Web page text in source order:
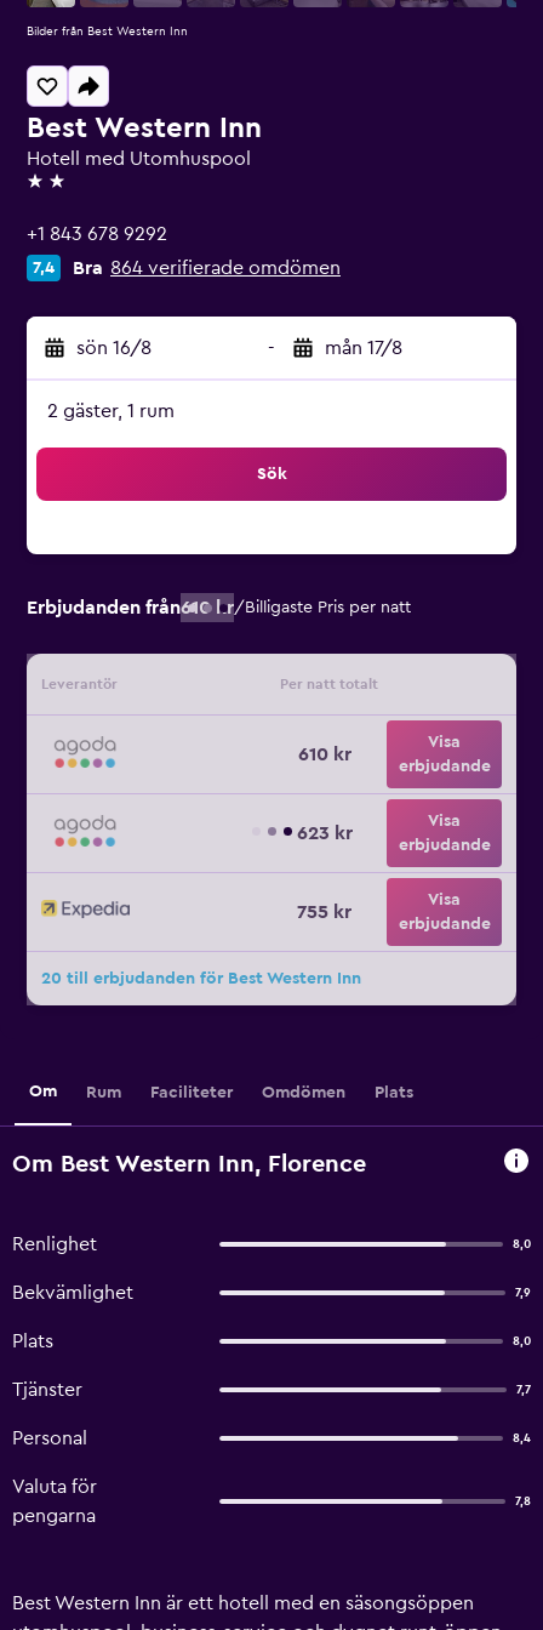
Best Western Inn
Hotell med Utomhuspool
2 stjärnor
+1 843 678 9292
7,4 Bra 864 verifierade omdömen
sön 16/8 - mån 17/8
2 gäster, 1 rum
Sök
Erbjudanden från610 kr/ Billigaste Pris per natt
Leverantör Per natt totalt
610 kr
Visa
erbjudande
623 kr
Visa
erbjudande
755 kr
Visa
erbjudande
20 till erbjudanden för Best Western Inn
Bilder från Best Western Inn
Om Rum Faciliteter Omdömen Plats
Om Best Western Inn, Florence
Renlighet 8,0
Bekvämlighet 7,9
Plats 8,0
Tjänster 7,7
Personal 8,4
Valuta för
pengarna
7,8
Best Western Inn är ett hotell med en säsongsöppen